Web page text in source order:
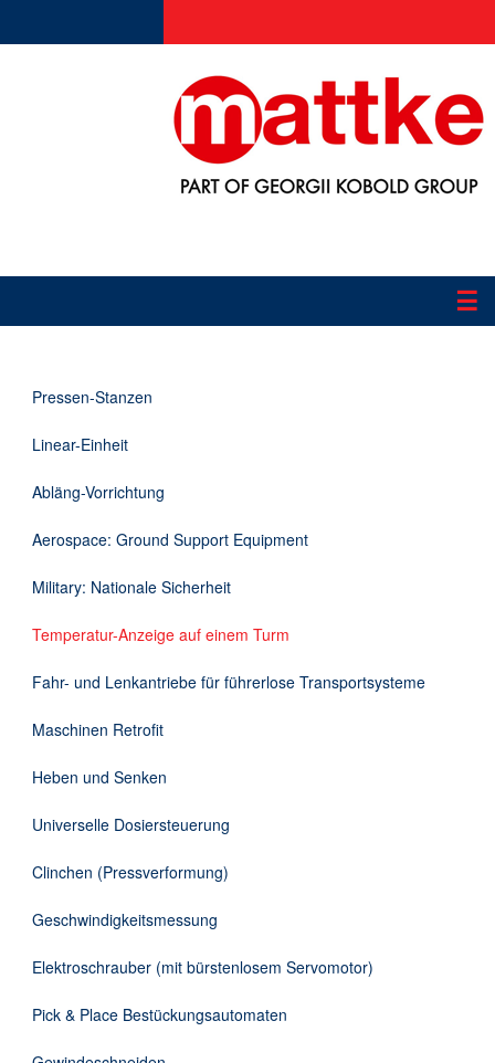
☰
Applikationen
Informationen
Downloads
Kontakt
Pressen-Stanzen
Linear-Einheit
Abläng-Vorrichtung
Aerospace: Ground Support Equipment
Military: Nationale Sicherheit
Temperatur-Anzeige auf einem Turm
Fahr- und Lenkantriebe für führerlose Transportsysteme
Maschinen Retrofit
Heben und Senken
Universelle Dosiersteuerung
Clinchen (Pressverformung)
Geschwindigkeitsmessung
Elektroschrauber (mit bürstenlosem Servomotor)
Pick & Place Bestückungsautomaten